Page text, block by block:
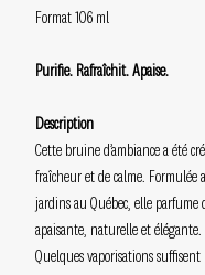
Format 106 ml
Purifie. Rafraîchit. Apaise.
Description
Cette bruine d’ambiance a été
fraîcheur et de calme. Formulée
jardins au Québec, elle parfume
apaisante, naturelle et élégante.
Quelques vaporisations